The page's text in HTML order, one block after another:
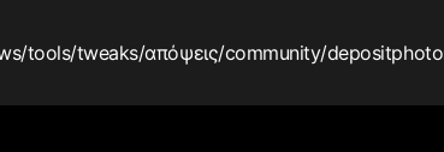
/tools/tweaks/απόψεις/community/